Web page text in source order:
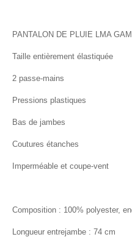
PANTALON DE PLUIE LMA
Taille entièrement élastiquée
2 passe-mains
Pressions plastiques
Bas de jambes
Coutures étanches
Imperméable et coupe-vent
Composition : 100% polyester,
Longueur entrejambe : 74 cm